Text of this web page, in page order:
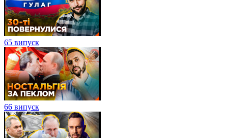
65 випуск
66 випуск